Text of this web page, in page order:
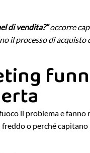
di vendita?”occorre
il processo di acquisto
il problema e fanno
o perché